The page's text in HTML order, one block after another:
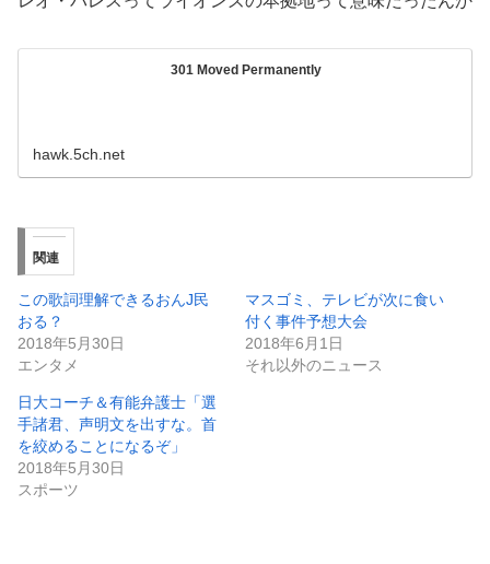
301 Moved Permanently
hawk.5ch.net
関連
この歌詞理解できるおんJ民
おる？
2018年5月30日
エンタメ
マスゴミ、テレビが次に食い
付く事件予想大会
2018年6月1日
それ以外のニュース
日大コーチ＆有能弁護士「選
手諸君、声明文を出すな。首
を絞めることになるぞ」
2018年5月30日
スポーツ